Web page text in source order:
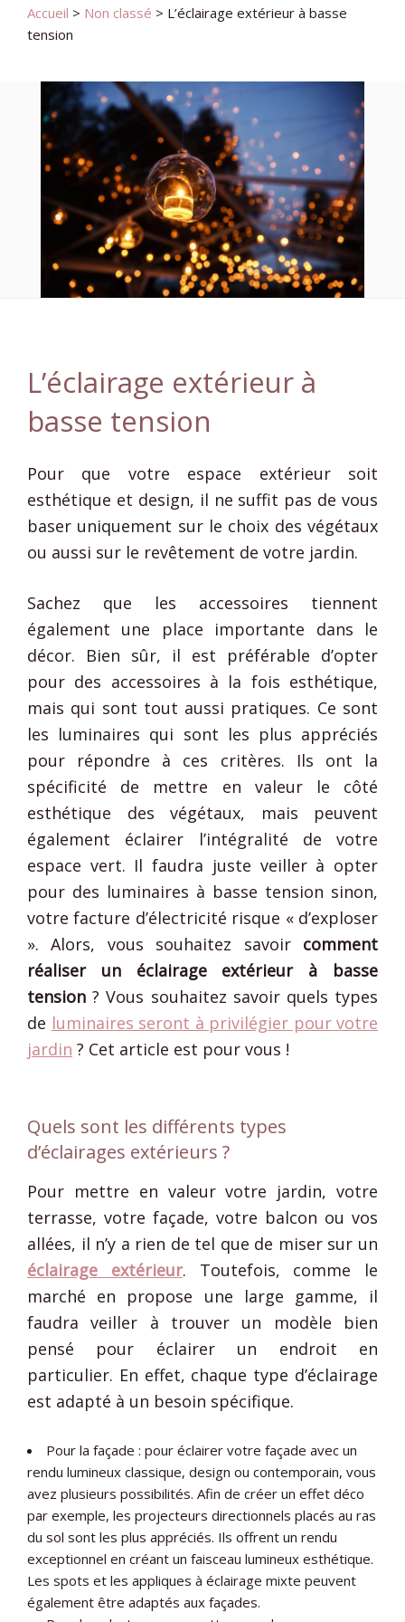
Accueil > Non classé > L’éclairage extérieur à basse
tension
L’éclairage extérieur à
basse tension
Pour que votre espace extérieur soit
esthétique et design, il ne suffit pas de vous
baser uniquement sur le choix des végétaux
ou aussi sur le revêtement de votre jardin.
Sachez que les accessoires tiennent
également une place importante dans le
décor. Bien sûr, il est préférable d’opter
pour des accessoires à la fois esthétique,
mais qui sont tout aussi pratiques. Ce sont
les luminaires qui sont les plus appréciés
pour répondre à ces critères. Ils ont la
spécificité de mettre en valeur le côté
esthétique des végétaux, mais peuvent
également éclairer l’intégralité de votre
espace vert. Il faudra juste veiller à opter
pour des luminaires à basse tension sinon,
votre facture d’électricité risque « d’exploser
». Alors, vous souhaitez savoir comment
réaliser un éclairage extérieur à basse
tension ? Vous souhaitez savoir quels types
de luminaires seront à privilégier pour votre
jardin ? Cet article est pour vous !
Quels sont les différents types
d’éclairages extérieurs ?
Pour mettre en valeur votre jardin, votre
terrasse, votre façade, votre balcon ou vos
allées, il n’y a rien de tel que de miser sur un
éclairage extérieur. Toutefois, comme le
marché en propose une large gamme, il
faudra veiller à trouver un modèle bien
pensé pour éclairer un endroit en
particulier. En effet, chaque type d’éclairage
est adapté à un besoin spécifique.
Pour la façade : pour éclairer votre façade avec un
rendu lumineux classique, design ou contemporain, vous
avez plusieurs possibilités. Afin de créer un effet déco
par exemple, les projecteurs directionnels placés au ras
du sol sont les plus appréciés. Ils offrent un rendu
exceptionnel en créant un faisceau lumineux esthétique.
Les spots et les appliques à éclairage mixte peuvent
également être adaptés aux façades.